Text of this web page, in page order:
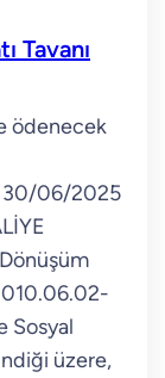
Tavanı
ödenecek
30/06/2025
Sosyal
üzere,